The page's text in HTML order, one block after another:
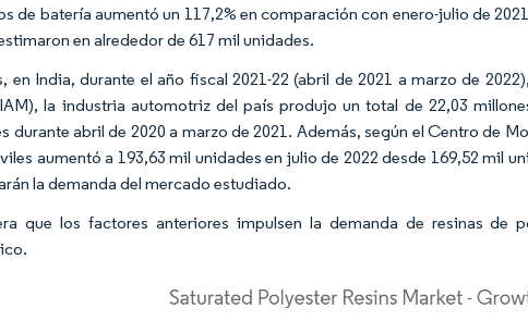
de batería aumentó un 117,2% en comparación con enero-julio de
en alrededor de 617 mil unidades.
en India, durante el año fiscal 2021-22 (abril de 2021 a marzo de
la industria automotriz del país produjo un total de 22,03
durante abril de 2020 a marzo de 2021. Además, según el Centro de
aumentó a 193,63 mil unidades en julio de 2022 desde 169,52 mil
la demanda del mercado estudiado.
que los factores anteriores impulsen la demanda de resinas de